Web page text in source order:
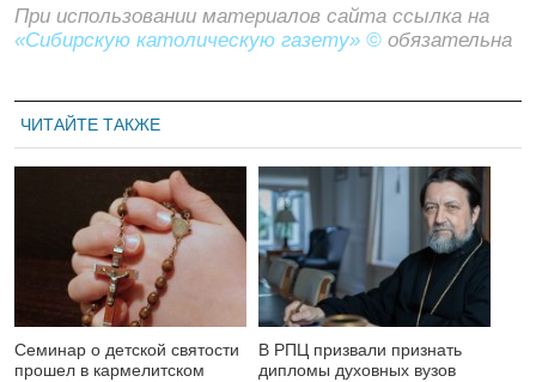
При использовании материалов сайта ссылка на
«Сибирскую католическую газету» © обязательна
ЧИТАЙТЕ ТАКЖЕ
Семинар о детской святости
прошел в кармелитском
В РПЦ призвали признать
дипломы духовных вузов